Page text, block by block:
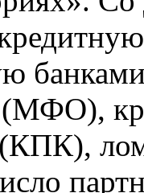
(МФО),
(КПК),